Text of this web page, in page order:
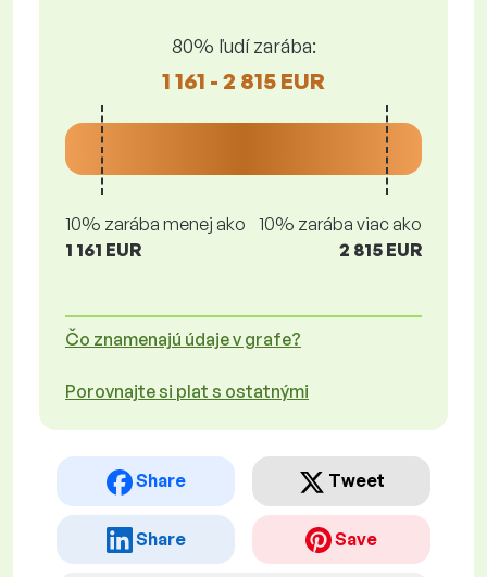
80% ľudí zarába:
1 161 - 2 815 EUR
10% zarába menej ako
1 161 EUR
10% zarába viac ako
2 815 EUR
Čo znamenajú údaje v grafe?
Porovnajte si plat s ostatnými
Share Tweet
Share Save